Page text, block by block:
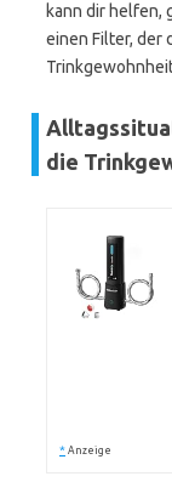
kann dir helfen,
einen Filter, der
die
* Anzeige